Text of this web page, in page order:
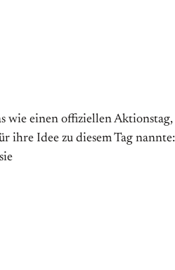
wie einen offiziellen
Idee zu diesem Tag